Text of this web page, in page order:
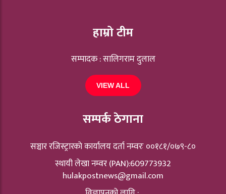
हाम्रो टीम
सम्पादक : सालिगराम दुलाल
VIEW ALL
सम्पर्क ठेगाना
सञ्चार रजिस्ट्रारकाे कार्यालय दर्ता नम्वरः ००१८१/०७९-८०
स्थायी लेखा नम्वर (PAN):609773932
hulakpostnews@gmail.com